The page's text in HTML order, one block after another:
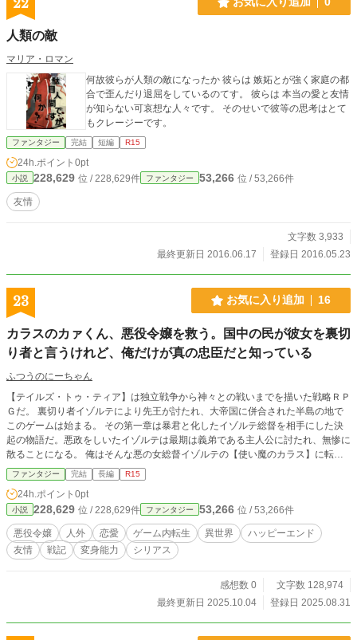
人類の敵
マリア・ロマン
何故彼らが人類の敵になったか 彼らは 嫉妬とが強く家庭の都
合で歪んだり退屈をしているのてす。 彼らは 本当の愛と友情
が知らない可哀想な人々です。 そのせいで彼等の思考はとて
もクレージーです。
ファンタジー 完結 短編 R15
24h.ポイント 0pt
小説 228,629 位 / 228,629件 ファンタジー 53,266 位 / 53,266件
友情
文字数 3,933
最終更新日 2016.06.17
登録日 2016.05.23
23 お気に入り追加 16
カラスのカァくん、悪役令嬢を救う。国中の民が彼女を裏切
り者と言うけれど、俺だけが真の忠臣だと知っている
ふつうのにーちゃん
【テイルズ・トゥ・ティア】は独立戦争から神々との戦いまでを描いた戦略ＲＰ
Ｇだ。 裏切り者イゾルテにより先王が討たれ、大帝国に併合された半島の地で
このゲームは始まる。 その第一章は暴君と化したイゾルテ総督を相手にした決
起の物語だ。悪政をしいたイゾルテは最期は義弟である主人公に討たれ、無惨に
散ることになる。 俺はそんな悪の女総督イゾルテの【使い魔のカラス】に転生
してしまった。 女総督イゾルテには秘密があった。彼女は圧政をしきながら
も、密かに反乱軍を支援していた。 イゾルテは裏切り者どころか、自らの命と
名誉を犠牲にして国を救おうとしている、真の忠臣だったのだ。 俺はイゾルテ
の報われない運命を変えたい。 そこで俺は一巡目の自分が築いた攻略チャート
に従って、最強のカラスを目指しつつ、人化の術をもって死を望むイゾルテに愛
をささやくことに決めた。 これは破滅の運命を回避したがらない悪役令嬢と、
我ながらお節介なカラスの物語だ。
ファンタジー 完結 長編 R15
24h.ポイント 0pt
小説 228,629 位 / 228,629件 ファンタジー 53,266 位 / 53,266件
悪役令嬢 人外 恋愛 ゲーム内転生 異世界
ハッピーエンド
友情
戦記 変身能力 シリアス
感想数 0
文字数 128,974
最終更新日 2025.10.04
登録日 2025.08.31